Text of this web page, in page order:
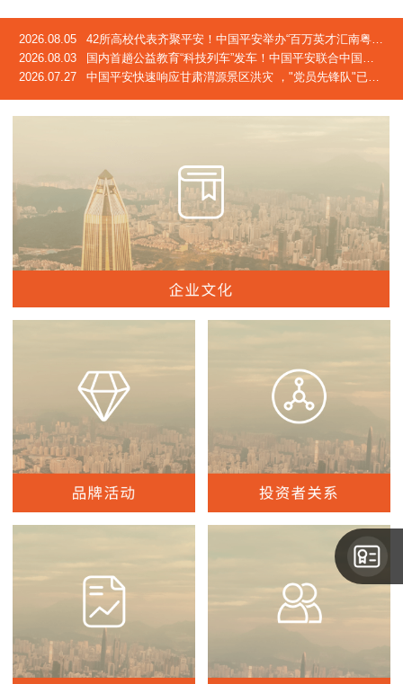
2026.08.05
42所高校代表齐聚平安！中国平安举办“百万英才汇南粤”2026校企合作交流会
2026.08.03
国内首趟公益教育“科技列车”发车！中国平安联合中国青基会发起2026年“少年科技中国行”活动
2026.07.27
中国平安快速响应甘肃渭源景区洪灾 ，"党员先锋队"已奔赴灾区一线，完成首笔车险赔付